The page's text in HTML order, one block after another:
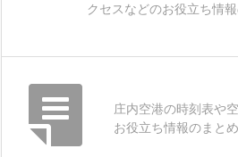
クセスなどのお役立ち情
庄内空港の時刻表や
お役立ち情報のまとめ